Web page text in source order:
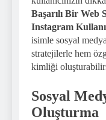
Başarılı Bir Web
Instagram
isimle sosyal
stratejilerle hem
kimliği
Sosyal
Oluşturma